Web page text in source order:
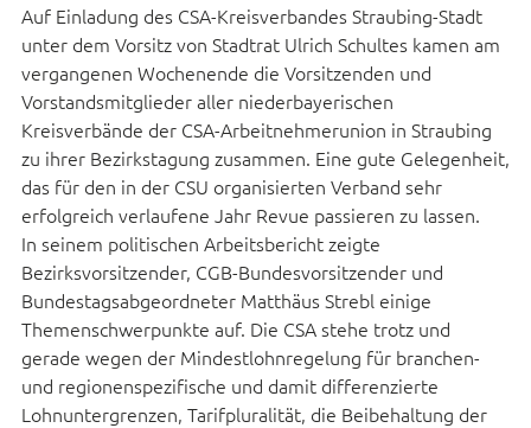
Auf Einladung des CSA-Kreisverbandes Straubing-Stadt
unter dem Vorsitz von Stadtrat Ulrich Schultes kamen am
vergangenen Wochenende die Vorsitzenden und
Vorstandsmitglieder aller niederbayerischen
Kreisverbände der CSA-Arbeitnehmerunion in Straubing
zu ihrer Bezirkstagung zusammen. Eine gute Gelegenheit,
das für den in der CSU organisierten Verband sehr
erfolgreich verlaufene Jahr Revue passieren zu lassen.
In seinem politischen Arbeitsbericht zeigte
Bezirksvorsitzender, CGB-Bundesvorsitzender und
Bundestagsabgeordneter Matthäus Strebl einige
Themenschwerpunkte auf. Die CSA stehe trotz und
gerade wegen der Mindestlohnregelung für branchen-
und regionenspezifische und damit differenzierte
Lohnuntergrenzen, Tarifpluralität, die Beibehaltung der